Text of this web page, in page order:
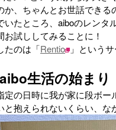
か、ちゃんとお世話できる
たところ、aiboのレンタ
お試ししてみることに！
たのは「Rentio
」という
生活の始まり
定の日時に我が家に段ボ
と抱えられないくらい、な